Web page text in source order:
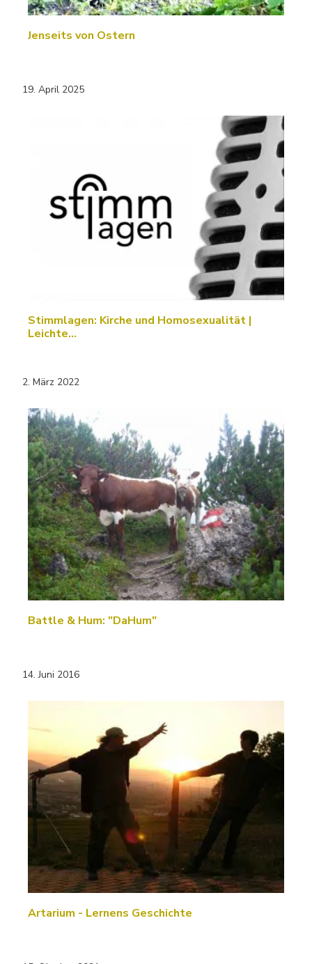
Jenseits von Ostern
19. April 2025
Stimmlagen: Kirche und Homosexualität |
Leichte…
2. März 2022
Battle & Hum: "DaHum"
14. Juni 2016
Artarium - Lernens Geschichte